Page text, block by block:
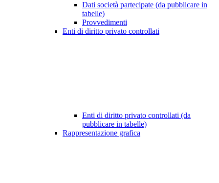
Dati società partecipate (da pubblicare in
tabelle)
Provvedimenti
Enti di diritto privato controllati
Enti di diritto privato controllati (da
pubblicare in tabelle)
Rappresentazione grafica